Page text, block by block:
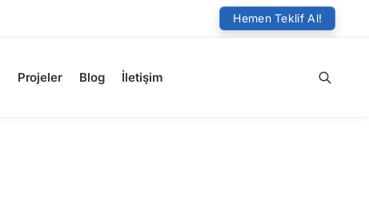
Hemen Teklif Al!
Projeler Blog İletişim
Ara